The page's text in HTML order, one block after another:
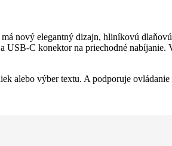
nový elegantný dizajn, hliníkovú
USB-C konektor na priechodné
alebo výber textu. A podporuje